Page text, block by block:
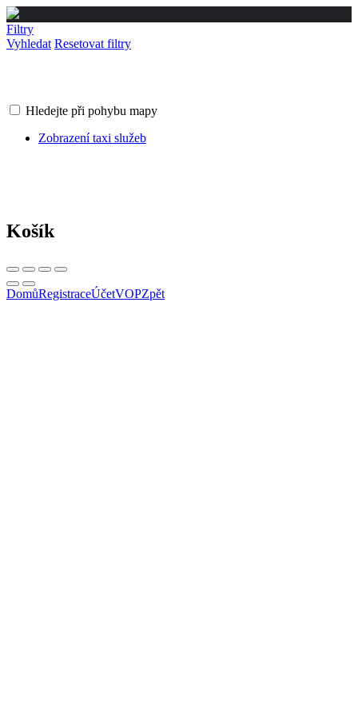
Filtry
Vyhledat Resetovat filtry
Hledejte při pohybu mapy
Zobrazení taxi služeb
Košík
DomůRegistraceÚčetVOPZpět